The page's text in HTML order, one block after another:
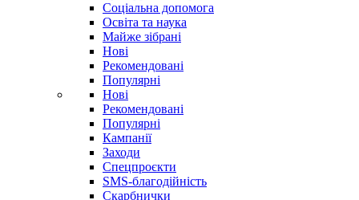
Соціальна допомога
Освіта та наука
Майже зібрані
Нові
Рекомендовані
Популярні
Нові
Рекомендовані
Популярні
Кампанії
Заходи
Спецпроєкти
SMS-благодійність
Скарбнички